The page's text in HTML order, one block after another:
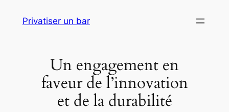
Privatiser un bar
Un engagement en
faveur de l’innovation
et de la durabilité